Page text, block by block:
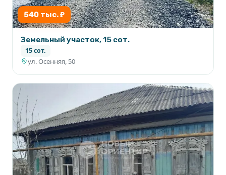
540 тыс. ₽
Земельный участок, 15 сот.
15 сот.
ул. Осенняя, 50